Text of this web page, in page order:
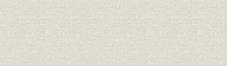
価格 国鉄列車公衆料金表